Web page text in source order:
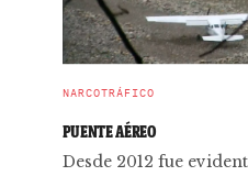
NARCOTRÁFICO
PUENTE AÉREO
Desde 2012 fue